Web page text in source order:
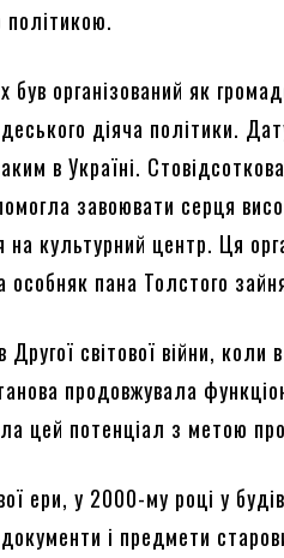
політикою.
був організований як
діяча політики.
в Україні.
завоювати серця
на культурний центр. Ця
особняк пана Толстого
Другої світової війни,
продовжувала
цей потенціал з метою
ери, у 2000-му році у
і предмети